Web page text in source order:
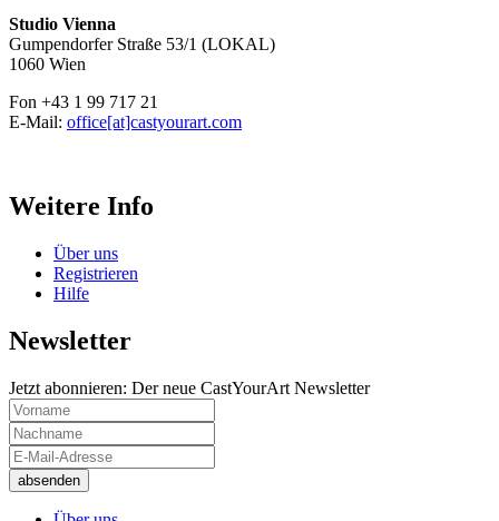
Studio Vienna
Gumpendorfer Straße 53/1 (LOKAL)
1060 Wien
Fon +43 1 99 717 21
E-Mail: office[at]castyourart.com
Weitere Info
Über uns
Registrieren
Hilfe
Newsletter
Jetzt abonnieren: Der neue CastYourArt Newsletter